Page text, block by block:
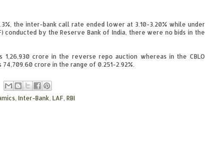
the inter-bank call rate ended lower at 3.10-3.20% while under
conducted by the Reserve Bank of India, there were no bids in the
crore in the reverse repo auction whereas in the CBLO
crore in the range of 0.251-2.92%.
, Inter-Bank, LAF, RBI